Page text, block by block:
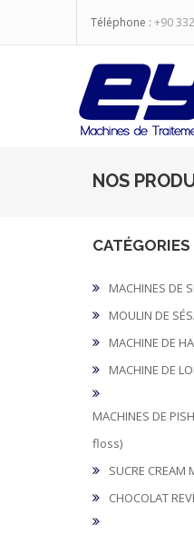
Téléphone : +90
NOS
CATÉGORIES
MACHINES DE
MOULIN DE
MACHINE DE
MACHINE DE
MACHINES DE
floss)
SUCRE CREAM
CHOCOLAT